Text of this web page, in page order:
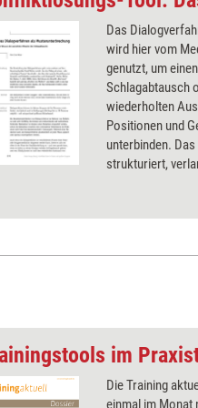
Das
wird hier vom
genutzt, um
Schlagabtausch
wiederholten
Positionen und
unterbinden.
strukturiert,
im
Die Training
einmal im Monat